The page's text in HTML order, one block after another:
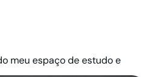
meu espaço de estudo e